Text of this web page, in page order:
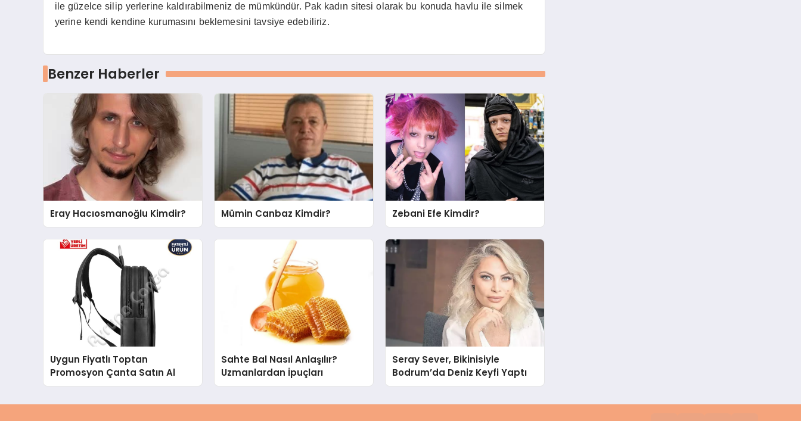
ile güzelce silip yerlerine kaldırabilmeniz de mümkündür. Pak kadın sitesi olarak bu konuda havlu ile silmek
yerine kendi kendine kurumasını beklemesini tavsiye edebiliriz.
Benzer Haberler
Eray Hacıosmanoğlu Kimdir? Mümin Canbaz Kimdir? Zebani Efe Kimdir?
Uygun Fiyatlı Toptan
Promosyon Çanta Satın Al
Sahte Bal Nasıl Anlaşılır?
Uzmanlardan İpuçları
Seray Sever, Bikinisiyle
Bodrum’da Deniz Keyfi Yaptı